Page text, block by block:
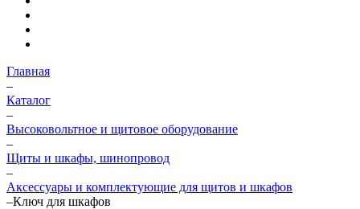
Главная
–
Каталог
–
Высоковольтное и щитовое оборудование
–
Щиты и шкафы, шинопровод
–
Аксессуары и комплектующие для щитов и шкафов
–Ключ для шкафов